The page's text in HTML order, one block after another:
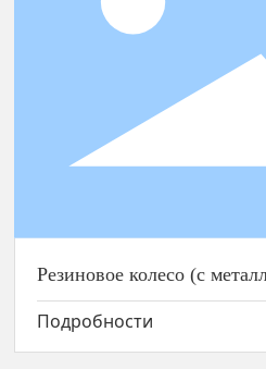
Резиновое колесо (с
Резиновое колесо (с
Подробности